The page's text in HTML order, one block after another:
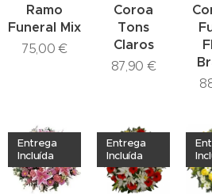
Ramo
Funeral Mix
75,00 €
Coroa
Tons
Claros
87,90 €
Entrega
Incluída
Entrega
Incluída